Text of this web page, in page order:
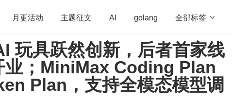
月更活动 主题征文 AI golang 全部标签 
算法 学习方法 Web3.0 高效工作
员 运维 深度思考 低代码 redis
玩具跃然创新，后者首家线
业；MiniMax Coding Plan
Plan，支持全模态模型调